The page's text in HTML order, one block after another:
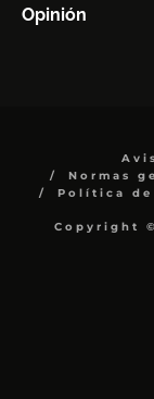
Opinión
Normas
Política de
Copyright ©